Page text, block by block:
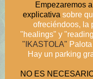
Empezaremos
explicativa sobre
ofreciéndoos, la
"healings" y
"IKASTOLA"
Hay un parking
NO ES